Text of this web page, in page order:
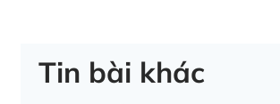
Tin bài khác